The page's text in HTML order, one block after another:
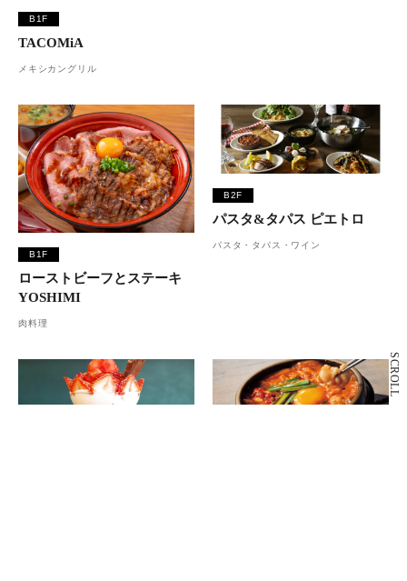
SCROLL
B1F
TACOMiA
メキシカングリル
B1F
ローストビーフとステーキ
YOSHIMI
肉料理
B2F
パスタ&タパス ピエトロ
パスタ・タパス・ワイン